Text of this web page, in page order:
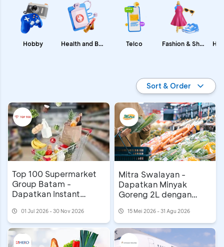
Hobby Health and Beauty Telco Fashion & Shopping
Sort & Order
Top 100 Supermarket
Group Batam -
Dapatkan Instant
01 Jul 2026 - 30 Nov 2026
Mitra Swalayan -
Dapatkan Minyak
Goreng 2L dengan
15 Mei 2026 - 31 Agu 2026